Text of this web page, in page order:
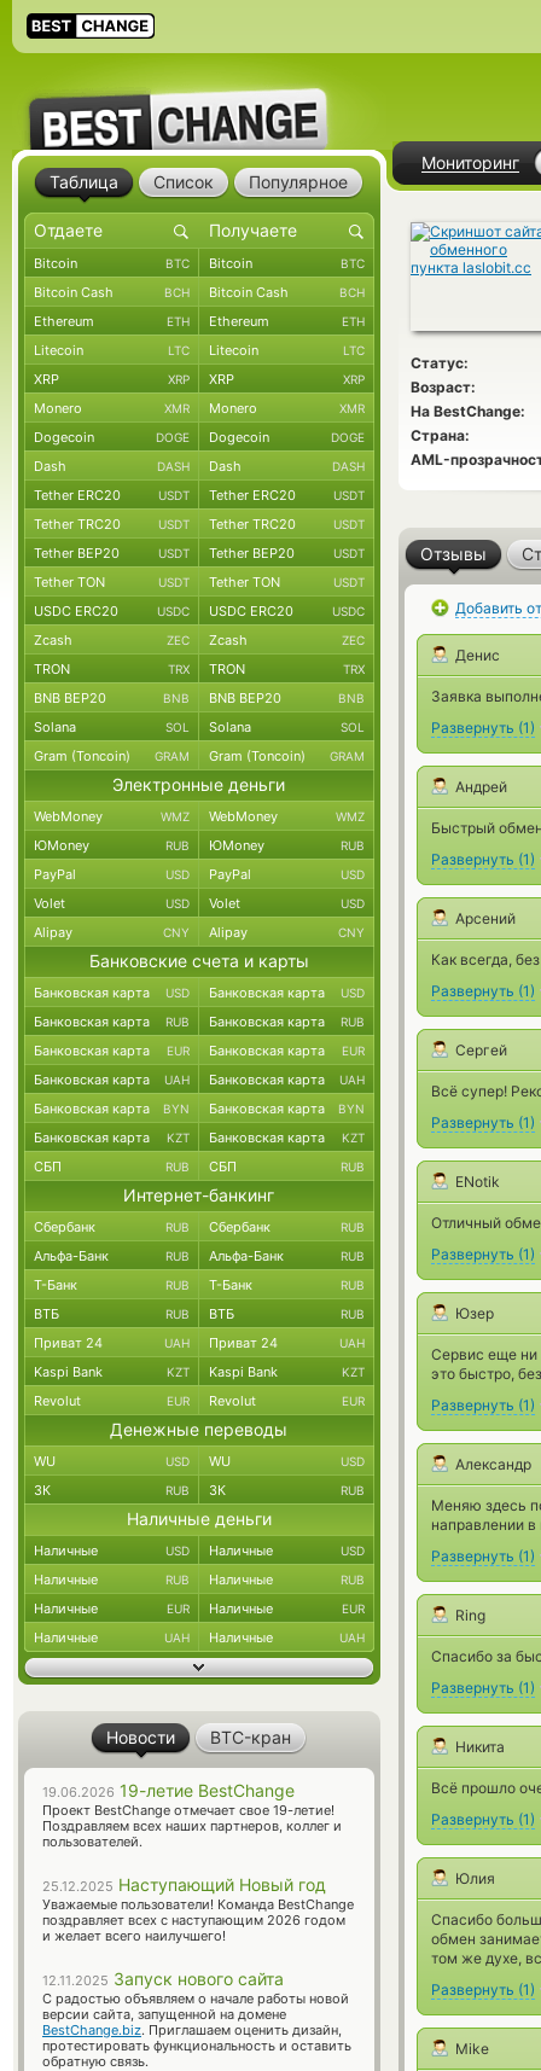
Мониторинг
Статус:
Возраст:
На BestChange:
Страна:
AML-
Отзывы
Добавить
Денис
Заявка
Развернуть (1)
Андрей
Быстрый
Развернуть (1)
Арсений
Как всегда,
Развернуть (1)
Сергей
Всё супер!
Развернуть (1)
ENotik
Отличный
Развернуть (1)
Юзер
Сервис еще ни
это быстро,
Развернуть (1)
Александр
Меняю здесь
направлении
Развернуть (1)
Ring
Спасибо за
Развернуть (1)
Никита
Всё прошло
Развернуть (1)
Юлия
Спасибо
обмен
том же духе,
Развернуть (1)
Mike
Таблица Список Популярное
Bitcoin BTC Bitcoin BTC
Bitcoin Cash BCH Bitcoin Cash BCH
Ethereum ETH Ethereum ETH
Litecoin LTC Litecoin LTC
XRP XRP XRP XRP
Monero XMR Monero XMR
Dogecoin DOGE Dogecoin DOGE
Dash DASH Dash DASH
Tether ERC20 USDT Tether ERC20 USDT
Tether TRC20 USDT Tether TRC20 USDT
Tether BEP20 USDT Tether BEP20 USDT
Tether TON USDT Tether TON USDT
USDC ERC20 USDC USDC ERC20 USDC
Zcash ZEC Zcash ZEC
TRON TRX TRON TRX
BNB BEP20 BNB BNB BEP20 BNB
Solana SOL Solana SOL
Gram (Toncoin) GRAM Gram (Toncoin) GRAM
Электронные деньги
WebMoney WMZ WebMoney WMZ
ЮMoney RUB ЮMoney RUB
PayPal USD PayPal USD
Volet USD Volet USD
Alipay CNY Alipay CNY
Банковские счета и карты
Банковская карта USD Банковская карта USD
Банковская карта RUB Банковская карта RUB
Банковская карта EUR Банковская карта EUR
Банковская карта UAH Банковская карта UAH
Банковская карта BYN Банковская карта BYN
Банковская карта KZT Банковская карта KZT
СБП RUB СБП RUB
Интернет-банкинг
Сбербанк RUB Сбербанк RUB
Альфа-Банк RUB Альфа-Банк RUB
Т-Банк RUB Т-Банк RUB
ВТБ RUB ВТБ RUB
Приват 24 UAH Приват 24 UAH
Kaspi Bank KZT Kaspi Bank KZT
Revolut EUR Revolut EUR
Денежные переводы
WU USD WU USD
ЗК RUB ЗК RUB
Наличные деньги
Наличные USD Наличные USD
Наличные RUB Наличные RUB
Наличные EUR Наличные EUR
Наличные UAH Наличные UAH
Новости BTC-кран
19.06.2026 19-летие BestChange
Проект BestChange отмечает свое 19-летие!
Поздравляем всех наших партнеров, коллег и
пользователей.
25.12.2025 Наступающий Новый год
Уважаемые пользователи! Команда BestChange
поздравляет всех с наступающим 2026 годом
и желает всего наилучшего!
12.11.2025 Запуск нового сайта
С радостью объявляем о начале работы новой
версии сайта, запущенной на домене
BestChange.biz. Приглашаем оценить дизайн,
протестировать функциональность и оставить
обратную связь.